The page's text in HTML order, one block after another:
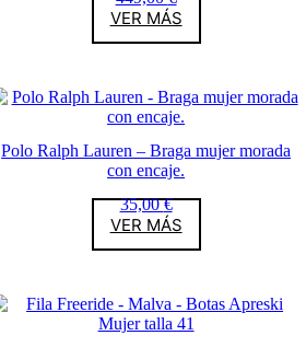
VER MÁS
Polo Ralph Lauren – Braga mujer morada
con encaje.
35,00€
VER MÁS